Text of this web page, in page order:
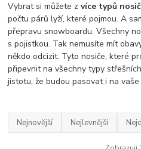
Vybrat si můžete zvíce typů
počtu párů lyží, které pojmou. A
přepravu snowboardu. Všechny
s pojistkou. Tak nemusíte mít
někdo odcizit. Tyto nosiče, které
připevnit na všechny typy
jistotu, že budou pasovat i na vaše
Nejnovější Nejlevnější